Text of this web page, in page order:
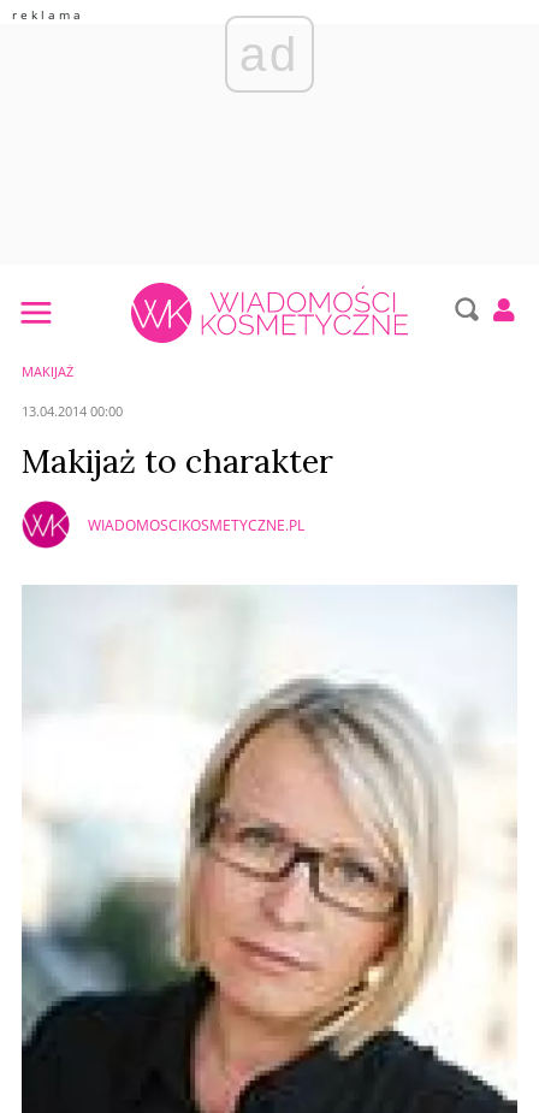
ad
MAKIJAŻ
13.04.2014 00:00
Makijaż to charakter
WIADOMOSCIKOSMETYCZNE.PL